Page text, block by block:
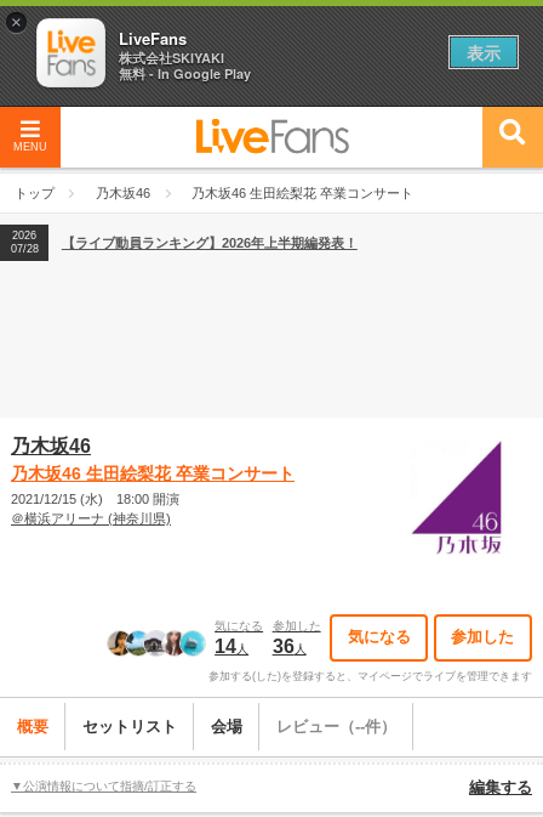
MENU
トップ 乃木坂46 乃木坂46 生田絵梨花 卒業コンサート
04/27
【フェス特集2026】フェス情報はここから！
2026
07/28
2026
【フェス特集2026】フェス情報はここから！
2026
07/28
【ライブ動員ランキング】2026年上半期編発表！
乃木坂46
乃木坂46 生田絵梨花 卒業コンサート
2021/12/15 (水) 18:00 開演
＠横浜アリーナ (神奈川県)
気になる
14人
参加した
36人
気になる 参加した
参加する(した)を登録すると、マイページでライブを管理できます
概要 セットリスト 会場 レビュー（--件）
▼公演情報について指摘/訂正する 編集する
×
LiveFans
株式会社SKIYAKI
無料 - In Google Play
表示